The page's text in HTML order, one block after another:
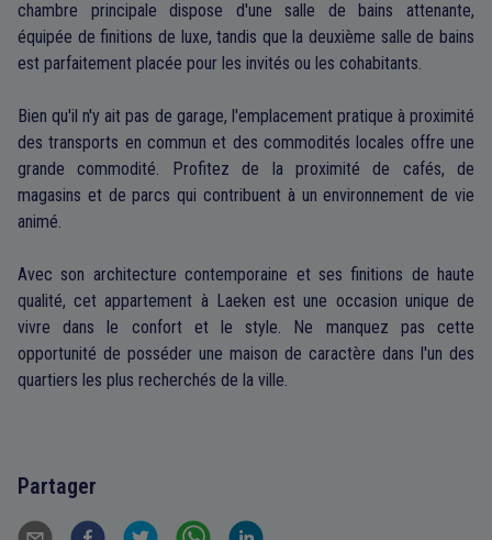
chambre principale dispose d'une salle de bains attenante,
équipée de finitions de luxe, tandis que la deuxième salle de bains
est parfaitement placée pour les invités ou les cohabitants.
Bien qu'il n'y ait pas de garage, l'emplacement pratique à proximité
des transports en commun et des commodités locales offre une
grande commodité. Profitez de la proximité de cafés, de
magasins et de parcs qui contribuent à un environnement de vie
animé.
Avec son architecture contemporaine et ses finitions de haute
qualité, cet appartement à Laeken est une occasion unique de
vivre dans le confort et le style. Ne manquez pas cette
opportunité de posséder une maison de caractère dans l'un des
quartiers les plus recherchés de la ville.
Partager